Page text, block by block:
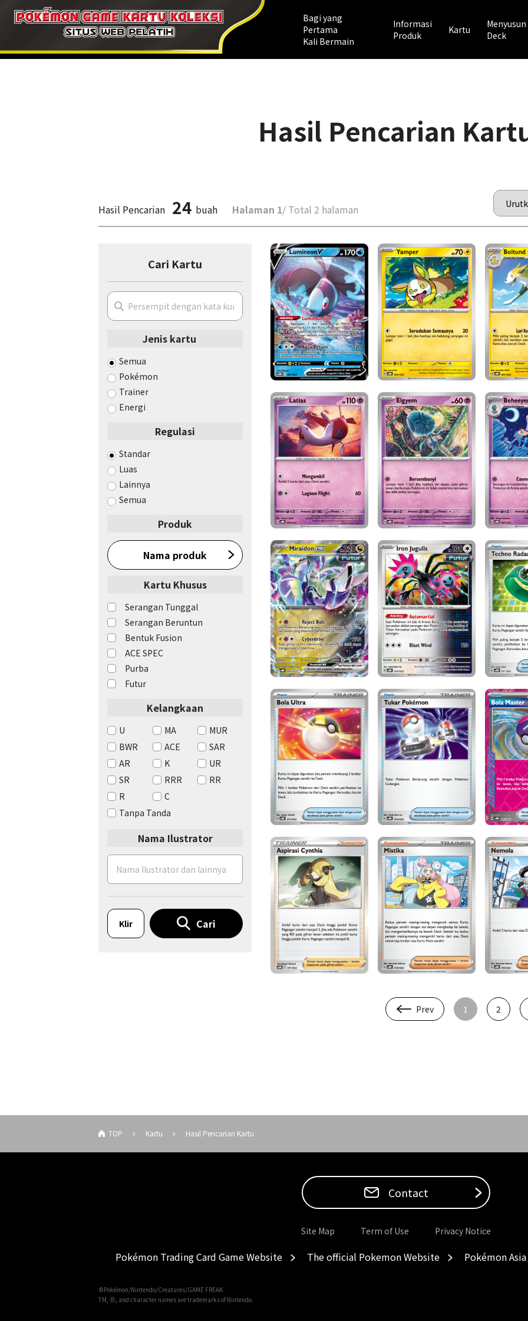
Bagi yang
Pertama
Kali Bermain
Informasi
Produk
Kartu
Menyusun
Deck
Hasil Pencarian
Hasil Pencarian 24 buah Halaman 1/ Total 2 halaman
Cari Kartu
Jenis kartu
Semua
Pokémon
Trainer
Energi
Regulasi
Standar
Luas
Lainnya
Semua
Produk
Nama produk
Kartu Khusus
Serangan Tunggal
Serangan Beruntun
Bentuk Fusion
ACE SPEC
Purba
Futur
Kelangkaan
U MA
MUR
BWR
ACE
SAR
AR
K
UR
SR
RRR
RR
R
C
Tanpa Tanda
Nama Ilustrator
Klir Cari
Prev 1 2
TOP Kartu Hasil Pencarian Kartu
Contact
Site Map Term of Use Privacy Notice
Pokémon Trading Card Game Website The official Pokemon Website Pokémon
©Pokémon/Nintendo/Creatures/GAME FREAK
TM, Ⓡ, and character names are trademarks of Nintendo.